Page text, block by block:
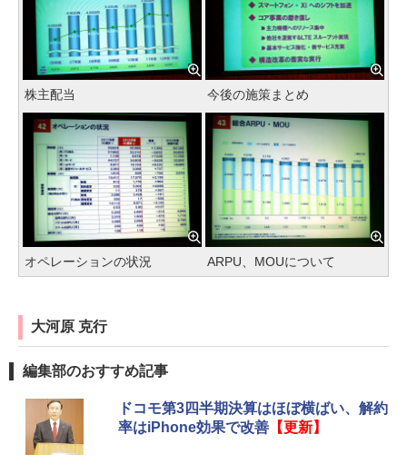
株主配当 今後の施策まとめ
オペレーションの状況 ARPU、MOUについて
大河原 克行
編集部のおすすめ記事
ドコモ第3四半期決算はほぼ横ばい、解約
率はiPhone効果で改善【更新】